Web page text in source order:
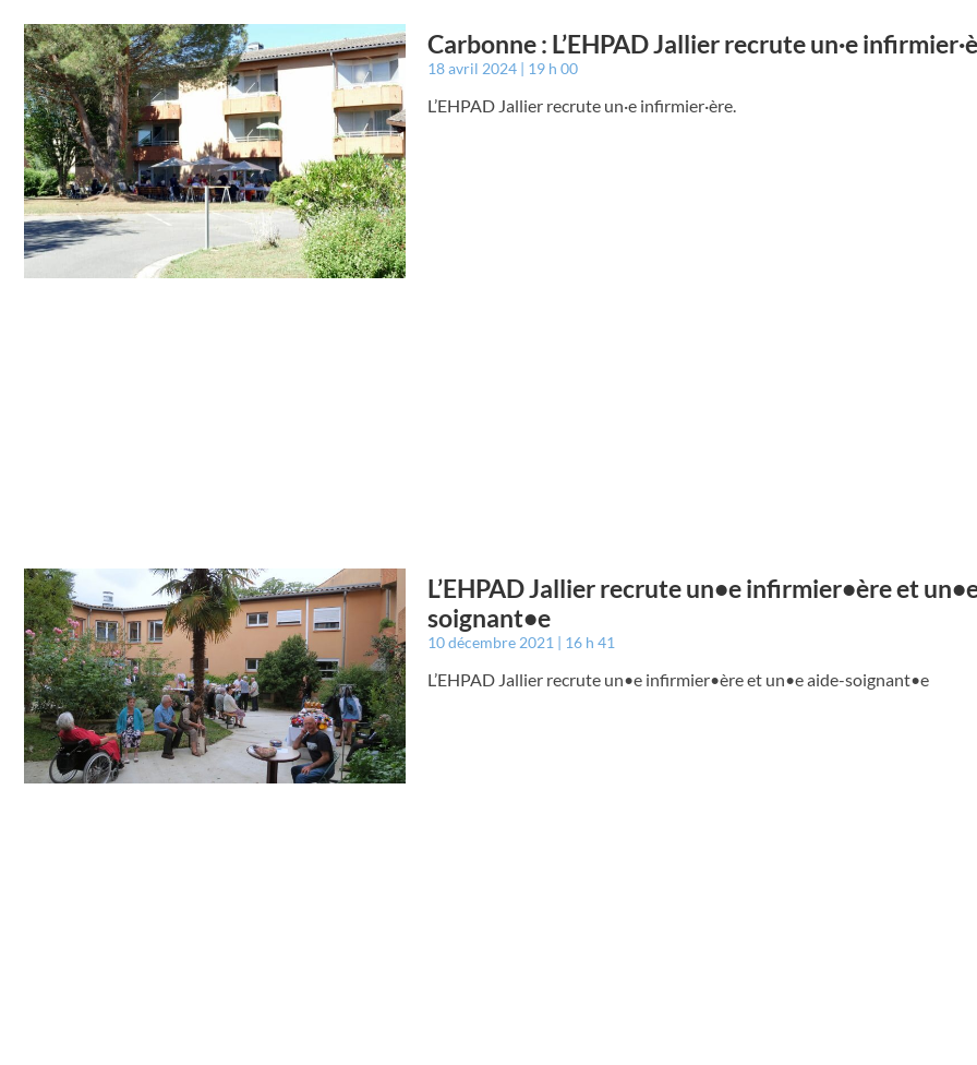
Carbonne : L’EHPAD Jallier recrute un·e
18 avril 2024 19 h 00
L’EHPAD Jallier recrute un·e infirmier·ère.
L’EHPAD Jallier recrute un•e infirmier•ère et
soignant•e
10 décembre 2021 16 h 41
L’EHPAD Jallier recrute un•e infirmier•ère et un•e aide-soignant•e